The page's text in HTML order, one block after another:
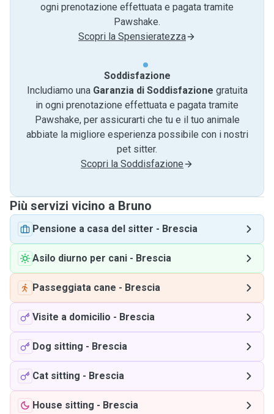
ogni prenotazione effettuata e pagata tramite
Pawshake.
Scopri la Spensieratezza
Soddisfazione
Includiamo una Garanzia di Soddisfazione gratuita
in ogni prenotazione effettuata e pagata tramite
Pawshake, per assicurarti che tu e il tuo animale
abbiate la migliore esperienza possibile con i nostri
pet sitter.
Scopri la Soddisfazione
Più servizi vicino a Bruno
Pensione a casa del sitter - Brescia
Asilo diurno per cani - Brescia
Passeggiata cane - Brescia
Visite a domicilio - Brescia
Dog sitting - Brescia
Cat sitting - Brescia
House sitting - Brescia